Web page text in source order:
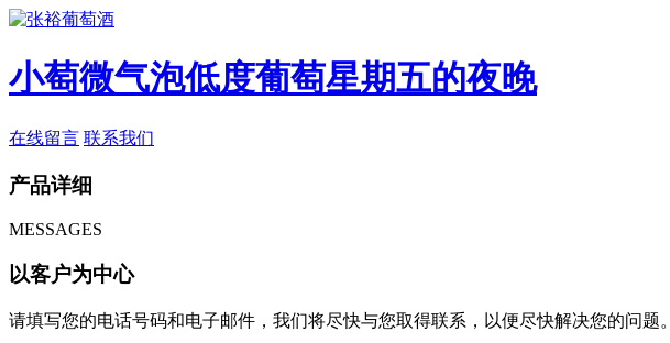
小萄微气泡低度葡萄星期五的夜晚
在线留言 联系我们
产品详细
MESSAGES
以客户为中心
请填写您的电话号码和电子邮件，我们将尽快与您取得联系，以便尽快解决您的问题。